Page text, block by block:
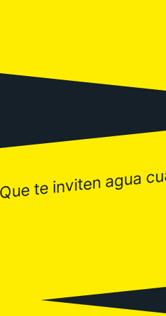
Que te inviten agua